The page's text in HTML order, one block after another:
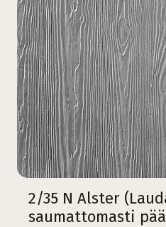
2/35 N Alster
saumattomasti